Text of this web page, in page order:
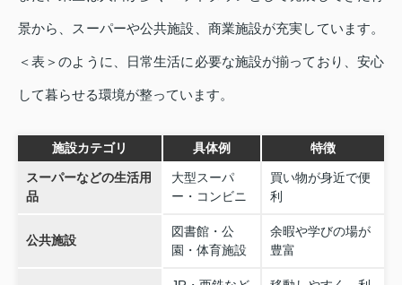
景から、スーパーや公共施設、商業施設が充実しています。
＜表＞のように、日常生活に必要な施設が揃っており、安心
して暮らせる環境が整っています。
施設カテゴリ 具体例 特徴
スーパーなどの生活用
品
大型スーパ
ー・コンビニ
買い物が身近で便
利
公共施設
図書館・公
園・体育施設
余暇や学びの場が
豊富